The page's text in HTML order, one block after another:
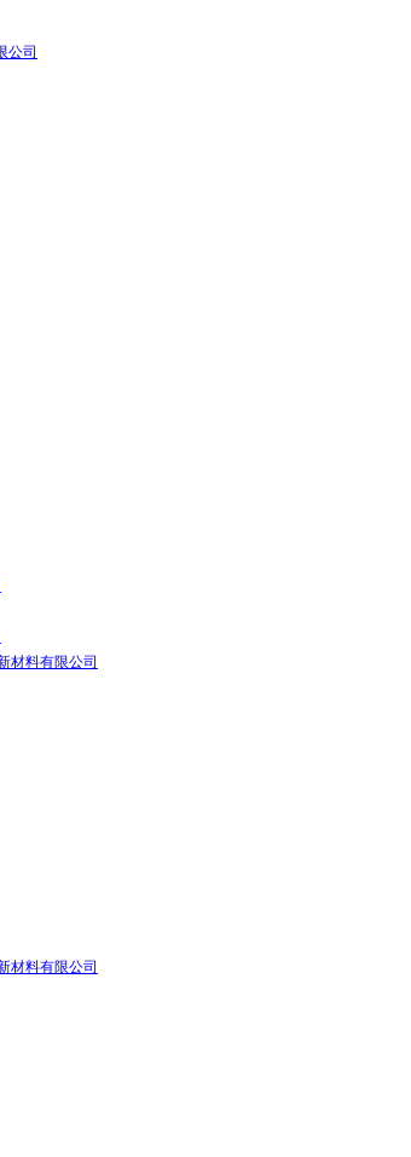
公司
材料有限公司
材料有限公司